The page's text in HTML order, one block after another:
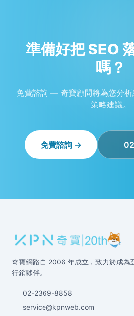
準備好把 SEO
嗎？
免費諮詢 — 奇寶顧問將為您分析
策略建議。
免費諮詢 →
奇寶網路自 2006 年成立，致力於成為
行銷夥伴。
02-2369-8858
service@kpnweb.com